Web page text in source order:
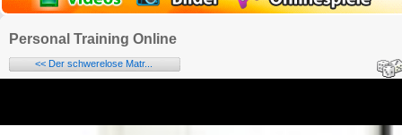
Personal Training Online
<< Der schwerelose Matr...